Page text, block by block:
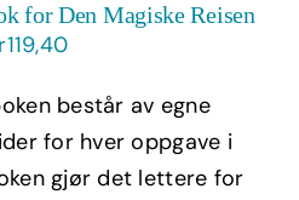
for Den Magiske Reisen
119,40Nåværende
er:
kr119,40.
består av egne
for hver oppgave i
gjør det lettere for